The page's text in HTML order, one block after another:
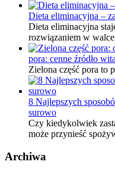
Dieta eliminacyjna –
Dieta eliminacyjna
rozwiązaniem w
pora: cenne źródło
Zielona część pora
8 Najlepszych
surowo
Czy kiedykolwiek
może przynieść
Archiwa